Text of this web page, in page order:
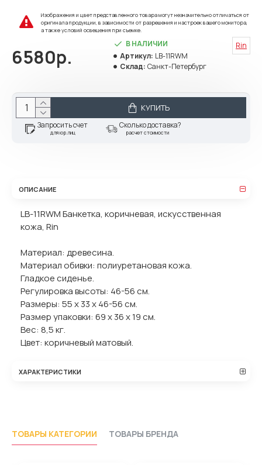
Изображения и цвет представленного товара могут незначительно отличаться от
оригинала продукции, в зависимости от разрешения и настроек вашего монитора,
а также условий освещения при съемке.
6580р.
В НАЛИЧИИ
Артикул: LB-11RWM
Склад: Санкт-Петербург
Rin
КУПИТЬ
Запросить счет
для юр.лиц
Сколько доставка?
расчет стоимости
ОПИСАНИЕ
LB-11RWM Банкетка, коричневая, искусственная
кожа, Rin
Материал: древесина.
Материал обивки: полиуретановая кожа.
Гладкое сиденье.
Регулировка высоты: 46-56 см.
Размеры: 55 х 33 х 46-56 см.
Размер упаковки: 69 х 36 х 19 см.
Вес: 8,5 кг.
Цвет: коричневый матовый.
ХАРАКТЕРИСТИКИ
ТОВАРЫ КАТЕГОРИИ ТОВАРЫ БРЕНДА